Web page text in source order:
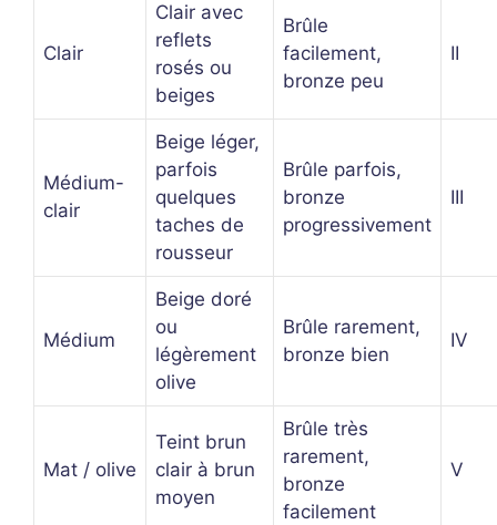
Clair
Clair avec
reflets
rosés ou
beiges
Brûle
facilement,
bronze peu
II
Médium-
clair
Beige léger,
parfois
quelques
taches de
rousseur
Brûle parfois,
bronze
progressivement
III
Médium
Beige doré
ou
légèrement
olive
Brûle rarement,
bronze bien
IV
Mat / olive
Teint brun
clair à brun
moyen
Brûle très
rarement,
bronze
facilement
V